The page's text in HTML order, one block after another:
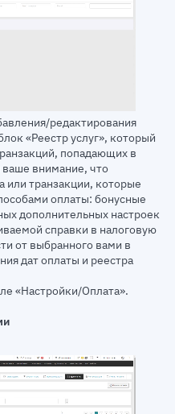
редактирования
«Реестр услуг», который
попадающих в
внимание, что
или транзакции, которые
оплаты: бонусные
дополнительных настроек
справки в налоговую
от выбранного вами в
дат оплаты и реестра
«Настройки/Оплата».